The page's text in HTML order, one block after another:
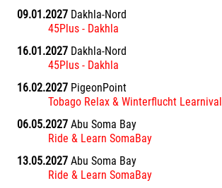
09.01.2027 Dakhla-Nord
45Plus - Dakhla
16.01.2027 Dakhla-Nord
45Plus - Dakhla
16.02.2027 PigeonPoint
Tobago Relax & Winterflucht Learnival
06.05.2027 Abu Soma Bay
Ride & Learn SomaBay
13.05.2027 Abu Soma Bay
Ride & Learn SomaBay